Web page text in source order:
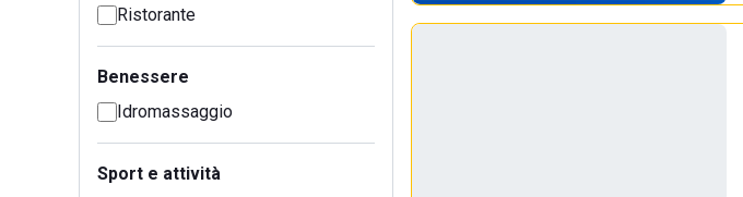
Ristorante
Benessere
Idromassaggio
Sport e attività